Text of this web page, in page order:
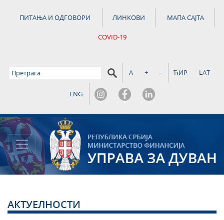
ПИТАЊА И ОДГОВОРИ ЛИНКОВИ МАПА САЈТА
COVID-19
A + - ЋИР LAT
ENG
АКТУЕЛНОСТИ